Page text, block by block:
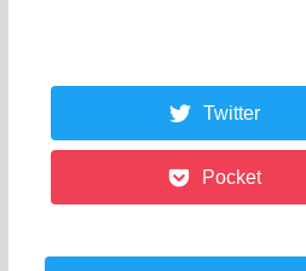
Twitter
Pocket